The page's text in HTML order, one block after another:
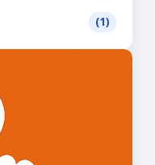
(1)